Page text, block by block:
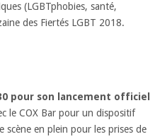
(LGBTphobies, santé,
des Fiertés LGBT 2018.
pour son lancement officiel
le COX Bar pour un dispositif
scène en plein pour les prises de